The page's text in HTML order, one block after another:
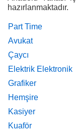
hazırlanmaktadır.
Part Time
Avukat
Çaycı
Elektrik Elektronik
Grafiker
Hemşire
Kasiyer
Kuaför